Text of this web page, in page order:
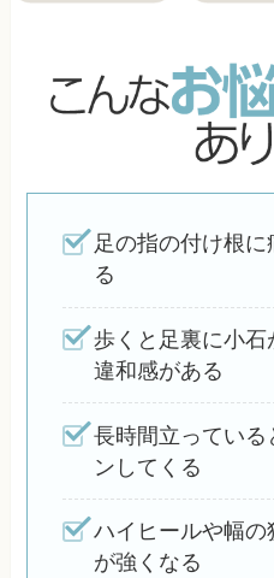
足の指の付け根
る
歩くと足裏に小
違和感がある
長時間立ってい
ンしてくる
ハイヒールや幅
が強くなる